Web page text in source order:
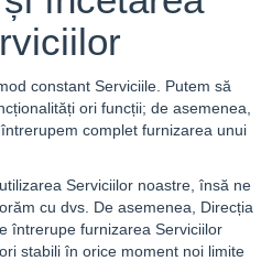
constant Serviciile. Putem să
ori funcții; de asemenea,
complet furnizarea unui
Serviciilor noastre, însă ne
cu dvs. De asemenea, Direcția
întrerupe furnizarea Serviciilor
stabili în orice moment noi limite